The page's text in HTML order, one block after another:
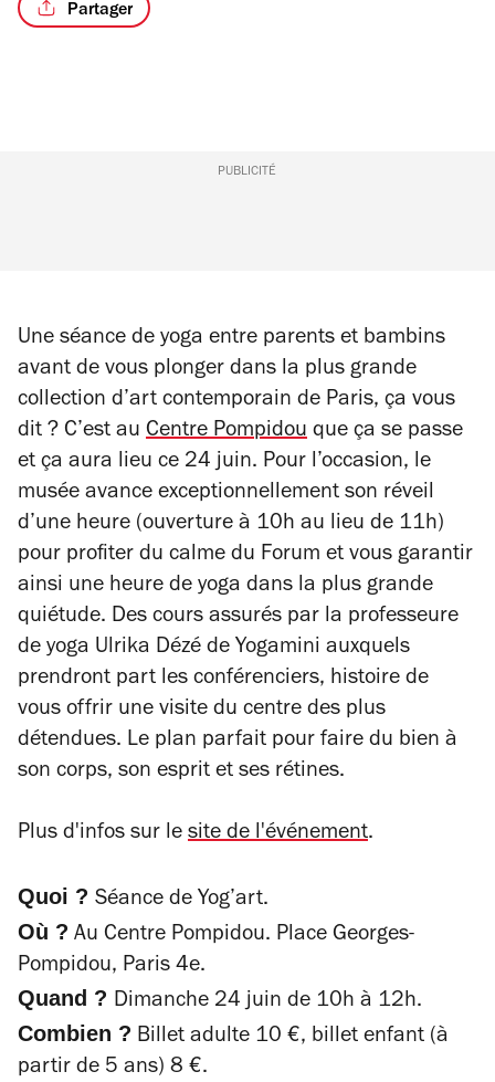
Partager
PUBLICITÉ
Une séance de yoga entre parents et bambins
avant de vous plonger dans la plus grande
collection d’art contemporain de Paris, ça vous
dit ? C’est au Centre Pompidou que ça se passe
et ça aura lieu ce 24 juin. Pour l’occasion, le
musée avance exceptionnellement son réveil
d’une heure (ouverture à 10h au lieu de 11h)
pour profiter du calme du Forum et vous garantir
ainsi une heure de yoga dans la plus grande
quiétude. Des cours assurés par la professeure
de yoga Ulrika Dézé de Yogamini auxquels
prendront part les conférenciers, histoire de
vous offrir une visite du centre des plus
détendues. Le plan parfait pour faire du bien à
son corps, son esprit et ses rétines.
Plus d'infos sur le site de l'événement.
Quoi ? Séance de Yog’art.
Où ? Au Centre Pompidou. Place Georges-
Pompidou, Paris 4e.
Quand ? Dimanche 24 juin de 10h à 12h.
Combien ? Billet adulte 10 €, billet enfant (à
partir de 5 ans) 8 €.